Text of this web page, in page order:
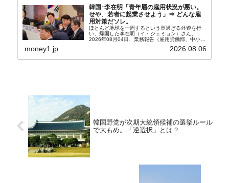
韓国･李在明「青年層の雇用状況が悪い。
せや、若者に起業させよう」⇒ どんな雇
用対策だソレ。
ほとんど地球を一周するという長過ぎる外遊を行
い、帰国した李在明（イ・ジェミョン）さん。
2026年08月04日、業務報告（雇用労働部、中小ベ
上、韓国大統領に成りおおせた李在明（イ・ジェミ
money1.jp 2026.08.06
韓国野党が次期大統領候補の選挙ルール
で大もめ。「逆選択」とは？